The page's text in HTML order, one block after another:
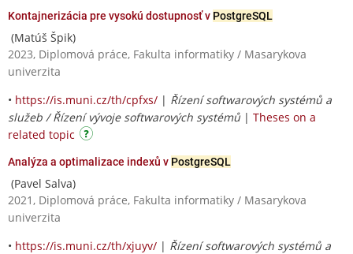
Kontajnerizácia pre vysokú dostupnosť v PostgreSQL
(Matúš Špik)
2023, Diplomová práce, Fakulta informatiky / Masarykova
univerzita
• https://is.muni.cz/th/cpfxs/ | Řízení softwarových systémů a
služeb / Řízení vývoje softwarových systémů | Theses on a
related topic
Analýza a optimalizace indexů v PostgreSQL
(Pavel Salva)
2021, Diplomová práce, Fakulta informatiky / Masarykova
univerzita
• https://is.muni.cz/th/xjuyv/ | Řízení softwarových systémů a